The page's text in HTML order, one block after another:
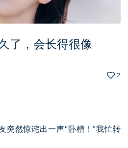
了，会长得很像
2
突然惊诧出一声“卧槽！”我忙转